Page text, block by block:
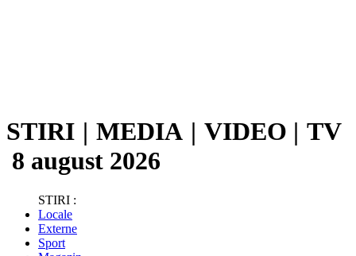
STIRI | MEDIA | VIDEO | TV
8 august 2026
STIRI :
Locale
Externe
Sport